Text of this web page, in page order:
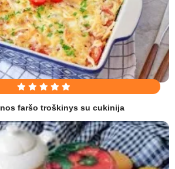
faršo troškinys su cukinija